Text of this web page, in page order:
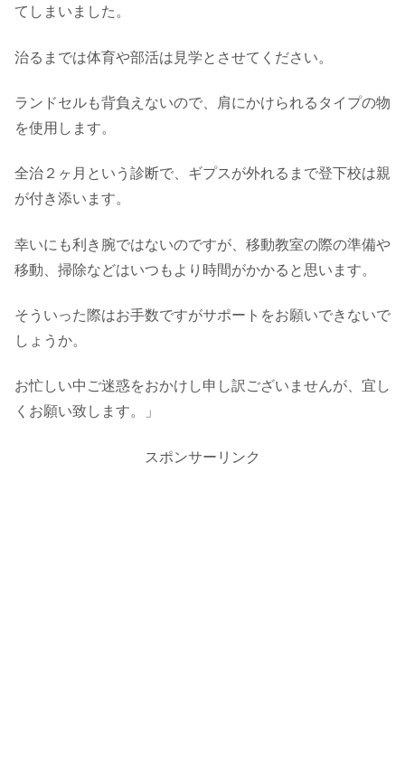
てしまいました。
治るまでは体育や部活は見学とさせてください。
ランドセルも背負えないので、肩にかけられるタイプの物
を使用します。
全治２ヶ月という診断で、ギプスが外れるまで登下校は親
が付き添います。
幸いにも利き腕ではないのですが、移動教室の際の準備や
移動、掃除などはいつもより時間がかかると思います。
そういった際はお手数ですがサポートをお願いできないで
しょうか。
お忙しい中ご迷惑をおかけし申し訳ございませんが、宜し
くお願い致します。」
スポンサーリンク